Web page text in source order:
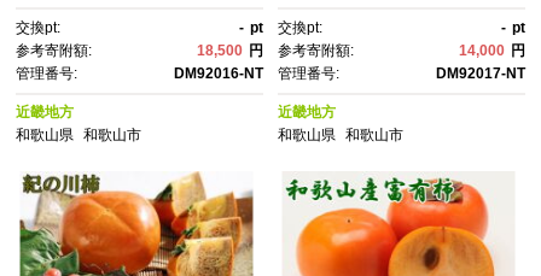
交換pt: - pt
参考寄附額:
18,500 円
管理番号:
DM92016-NT
近畿地方
和歌山県
和歌山市
交換pt: - pt
参考寄附額:
14,000 円
管理番号:
DM92017-NT
近畿地方
和歌山県 和歌山市